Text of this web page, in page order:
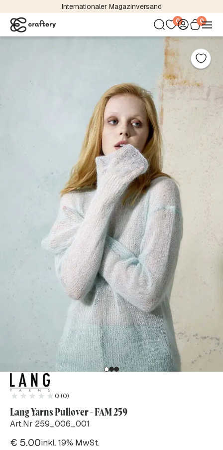
Internationaler Magazinversand
0 0
0 (0)
Lang Yarns Pullover - FAM 259
Art.Nr 259_006_001
€ 5.00inkl. 19% MwSt.